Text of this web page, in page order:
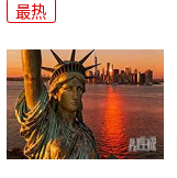
最热